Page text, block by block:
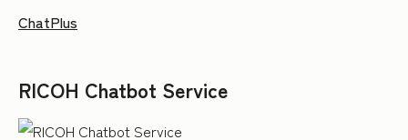
ChatPlus
RICOH Chatbot Service